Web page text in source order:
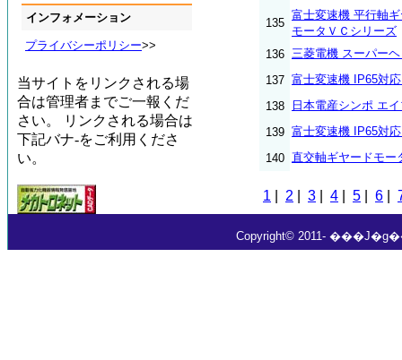
135
富士変速機 平行軸
モータＶＣシリーズ
136 三菱電機 スーパー
137 富士変速機 IP65対
138
日本電産シンポ エ
139 富士変速機 IP65対
140 直交軸ギヤードモ
1 2 3 4 5 6
インフォメーション
プライバシーポリシー>>
当サイトをリンクされる場
合は管理者までご一報くだ
さい。 リンクされる場合は
下記バナ-をご利用くださ
い。
Copyright© 2011-